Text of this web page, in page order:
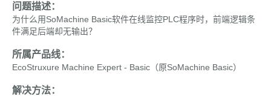
问题描述：
为什么用SoMachine Basic软件在线监控PLC程序时，前端逻辑条
件满足后端却无输出？
所属产品线：
EcoStruxure Machine Expert - Basic（原SoMachine Basic）
解决方法：